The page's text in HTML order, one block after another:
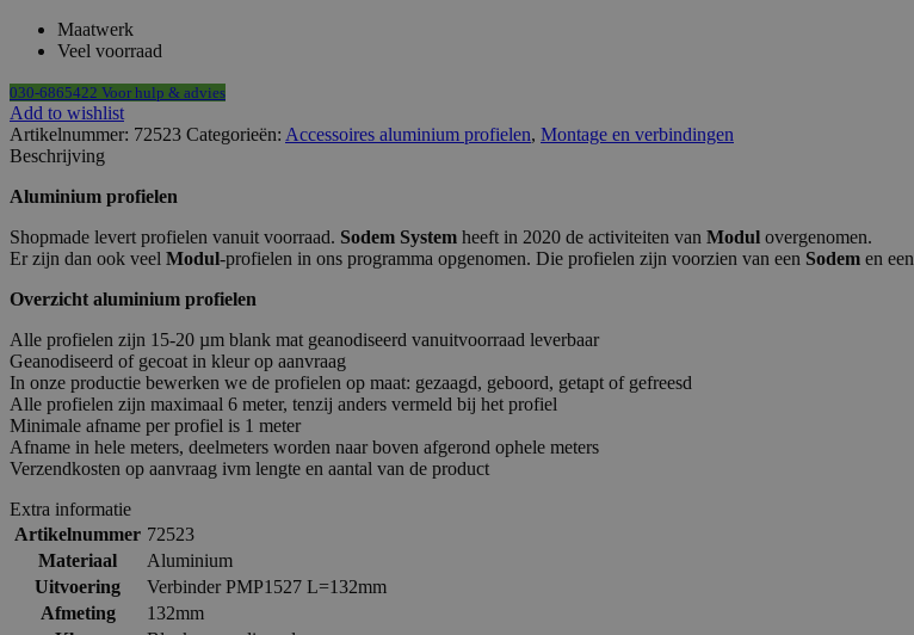
aantalMaatwerk
Veel voorraad
030-6865422 Voor hulp & advies
Add to wishlist
Artikelnummer: 72523 Categorieën: Accessoires aluminium profielen, Montage en verbindingen
Beschrijving
Aluminium profielen
Shopmade levert profielen vanuit voorraad. Sodem System heeft in 2020 de activiteiten van Modul overgenomen.
Er zijn dan ook veel Modul-profielen in ons programma opgenomen. Die profielen zijn voorzien van een Sodem en een
Overzicht aluminium profielen
Alle profielen zijn 15-20 µm blank mat geanodiseerd vanuitvoorraad leverbaar
Geanodiseerd of gecoat in kleur op aanvraag
In onze productie bewerken we de profielen op maat: gezaagd, geboord, getapt of gefreesd
Alle profielen zijn maximaal 6 meter, tenzij anders vermeld bij het profiel
Minimale afname per profiel is 1 meter
Afname in hele meters, deelmeters worden naar boven afgerond ophele meters
Verzendkosten op aanvraag ivm lengte en aantal van de product
Extra informatie
Artikelnummer 72523
Materiaal
Aluminium
Uitvoering
Verbinder PMP1527 L=132mm
Afmeting
132mm